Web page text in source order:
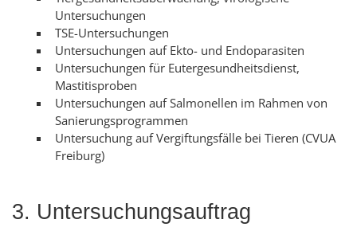
Untersuchungen
TSE-Untersuchungen
Untersuchungen auf Ekto- und Endoparasiten
Untersuchungen für Eutergesundheitsdienst,
Mastitisproben
Untersuchungen auf Salmonellen im Rahmen von
Sanierungsprogrammen
Untersuchung auf Vergiftungsfälle bei Tieren (CVUA
Freiburg)
3. Untersuchungsauftrag